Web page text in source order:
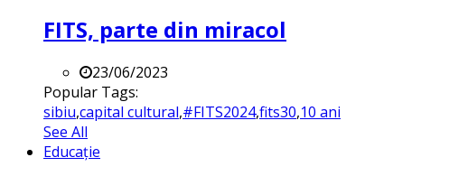
FITS, parte din miracol
23/06/2023
Popular Tags:
sibiu,capital cultural,#FITS2024,fits30,10 ani
See All
Educație